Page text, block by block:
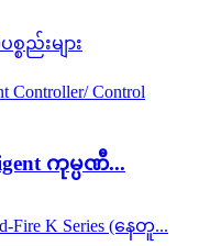
ည်းများ
ကုမ္ပဏီ...